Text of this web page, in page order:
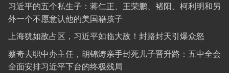
习近平的五个私生子：蒋仁正、王荣鹏、褚阳、柯利明和另
外一个不愿意认他的美国籍孩子
上海犹如敌占区，习近平如临大敌！封路封天引爆众怒
蔡奇去职中办主任，胡锦涛亲手封死儿子晋升路：五中全会
全面安排习近平下台的终极残局